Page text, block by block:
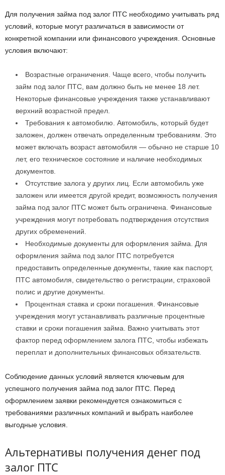
Для получения займа под залог ПТС необходимо учитывать ряд
условий, которые могут различаться в зависимости от
конкретной компании или финансового учреждения. Основные
условия включают:
Возрастные ограничения. Чаще всего, чтобы получить
займ под залог ПТС, вам должно быть не менее 18 лет.
Некоторые финансовые учреждения также устанавливают
верхний возрастной предел.
Требования к автомобилю. Автомобиль, который будет
заложен, должен отвечать определенным требованиям. Это
может включать возраст автомобиля — обычно не старше 10
лет, его техническое состояние и наличие необходимых
документов.
Отсутствие залога у других лиц. Если автомобиль уже
заложен или имеется другой кредит, возможность получения
займа под залог ПТС может быть ограничена. Финансовые
учреждения могут потребовать подтверждения отсутствия
других обременений.
Необходимые документы для оформления займа. Для
оформления займа под залог ПТС потребуется
предоставить определенные документы, такие как паспорт,
ПТС автомобиля, свидетельство о регистрации, страховой
полис и другие документы.
Процентная ставка и сроки погашения. Финансовые
учреждения могут устанавливать различные процентные
ставки и сроки погашения займа. Важно учитывать этот
фактор перед оформлением залога ПТС, чтобы избежать
переплат и дополнительных финансовых обязательств.
Соблюдение данных условий является ключевым для
успешного получения займа под залог ПТС. Перед
оформлением заявки рекомендуется ознакомиться с
требованиями различных компаний и выбрать наиболее
выгодные условия.
Альтернативы получения денег под
залог ПТС